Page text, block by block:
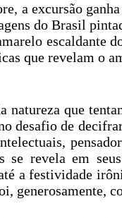
a excursão
do Brasil
escaldante
que revelam o
natureza que
desafio de
se revela em
a festividade
generosamente,